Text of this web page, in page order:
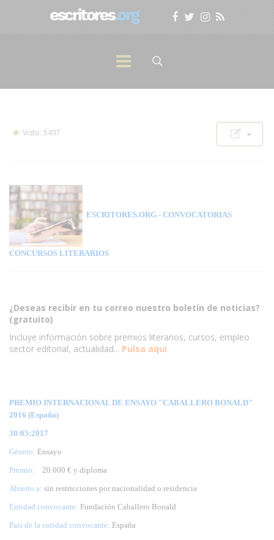
Visto: 5497
ESCRITORES.ORG - CONVOCATORIAS
CONCURSOS LITERARIOS
¿Deseas recibir en tu correo nuestro boletín de noticias?
(gratuito)
Incluye información sobre premios literarios, cursos, empleo
sector editorial, actualidad... Pulsa aqui
PREMIO INTERNACIONAL DE ENSAYO "CABALLERO BONALD"
2016 (España)
30:05:2017
Género: Ensayo
Premio:
20.000 € y diploma
Abierto a: sin restricciones por nacionalidad o residencia
Entidad convocante: Fundación Caballero Bonald
País de la entidad convocante: España